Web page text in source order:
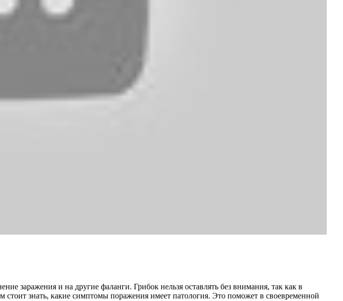
заражения и на другие фаланги. Грибок нельзя оставлять без внимания, так как в
знать, какие симптомы поражения имеет патология. Это поможет в своевременной